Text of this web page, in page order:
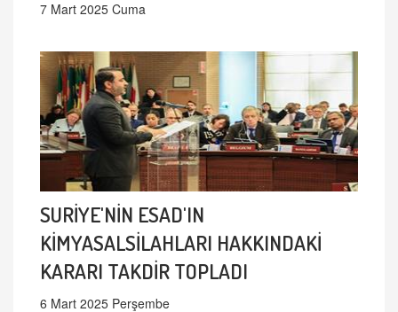
7 Mart 2025 Cuma
SURİYE'NİN ESAD'IN
KİMYASALSİLAHLARI HAKKINDAKİ
KARARI TAKDİR TOPLADI
6 Mart 2025 Perşembe